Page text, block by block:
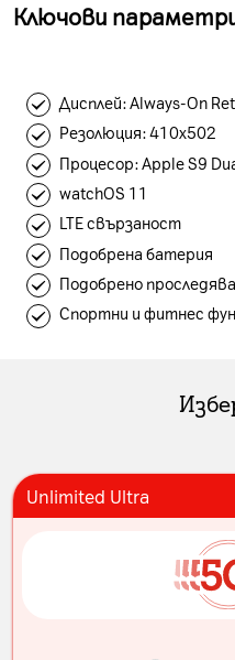
Ключови
Дисплей: Always-On
Резолюция: 410х502
Процесор: Apple S9
watchOS 11
LTE свързаност
Подобрена батерия
Подобрено
Спортни и фитнес
Unlimited Ultra